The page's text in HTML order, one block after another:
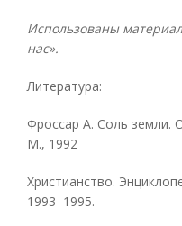
Использованы
нас».
Литература:
Фроссар А. Соль земли.
М., 1992
Христианство.
1993–1995.